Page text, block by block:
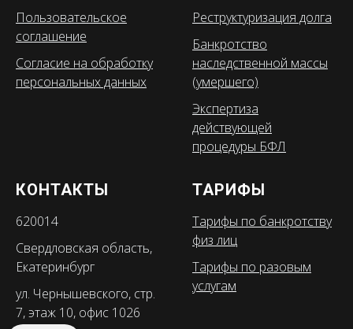
Пользовательское
соглашение
Согласие на обработку
персональных данных
Реструктуризация долга
Банкротство
наследственной массы
(умершего)
Экспертиза
действующей
процедуры БФЛ
КОНТАКТЫ
620014
Свердловская область,
Екатеринбург
ул. Чернышевского, стр.
7, этаж 10, офис 1026
ТАРИФЫ
Тарифы по банкротству
физ лиц
Тарифы по разовым
услугам